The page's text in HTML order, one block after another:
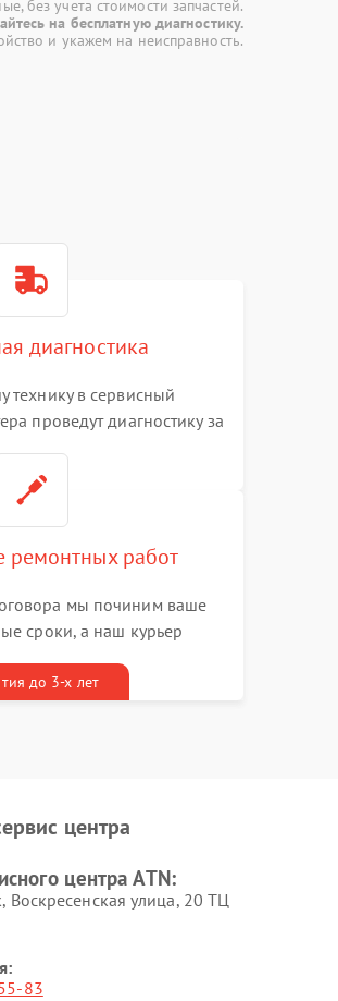
без учета стоимости запчастей.
на бесплатную диагностику.
и укажем на неисправность.
диагностика
технику в сервисный
проведут диагностику за
ремонтных работ
мы починим ваше
сроки, а наш курьер
до 3-х лет
центра
центра ATN:
Воскресенская улица, 20 ТЦ
83